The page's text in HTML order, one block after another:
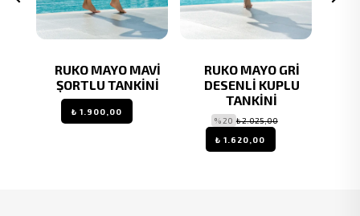
RUKO MAYO MAVİ
ŞORTLU TANKİNİ
₺ 1.900,00
RUKO MAYO GRİ
DESENLİ KUPLU
TANKİNİ
% 20 ₺ 2.025,00
₺ 1.620,00